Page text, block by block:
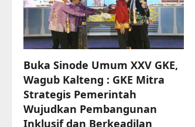
g
a
t
i
o
Buka Sinode Umum XXV GKE,
Wagub Kalteng : GKE Mitra
Strategis Pemerintah
Wujudkan Pembangunan
Inklusif dan Berkeadilan